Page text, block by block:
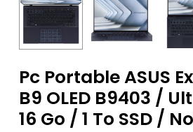
Pc Portable ASUS
B9 OLED B9403 /
16 Go / 1 To SSD /